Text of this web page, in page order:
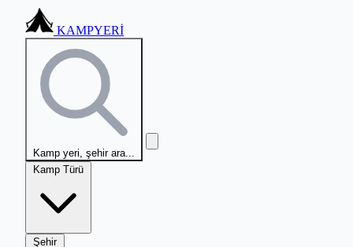
KAMPYERİ
Kamp yeri, şehir ara...
Kamp Türü
Şehir